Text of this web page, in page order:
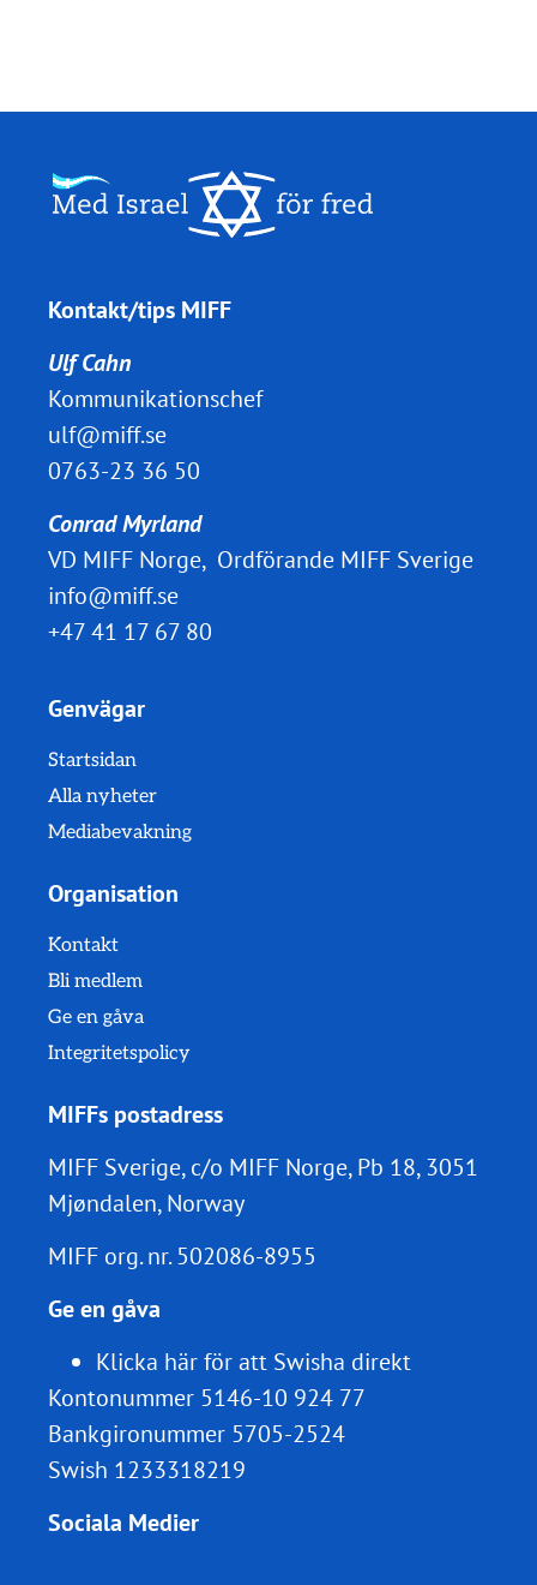
Kontakt/tips MIFF
Ulf Cahn
Kommunikationschef
ulf@miff.se
0763-23 36 50
Conrad Myrland
VD MIFF Norge, Ordförande MIFF Sverige
info@miff.se
+47 41 17 67 80
Genvägar
Startsidan
Alla nyheter
Mediabevakning
Organisation
Kontakt
Bli medlem
Ge en gåva
Integritetspolicy
MIFFs postadress
MIFF Sverige, c/o MIFF Norge, Pb 18, 3051
Mjøndalen, Norway
MIFF org. nr.502086-8955
Ge en gåva
Klicka här för att Swisha direkt
Kontonummer 5146-10 924 77
Bankgironummer 5705-2524
Swish 1233318219
Sociala Medier